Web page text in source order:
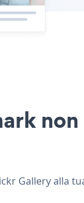
Gallery alla